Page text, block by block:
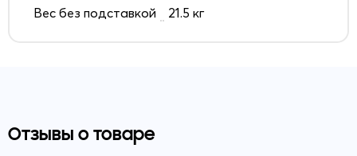
Вес без подставкой
21.5 кг
Отзывы о товаре